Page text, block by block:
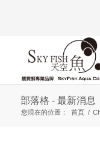
部落格 - 最新消息
您現在的位置： 首頁 /